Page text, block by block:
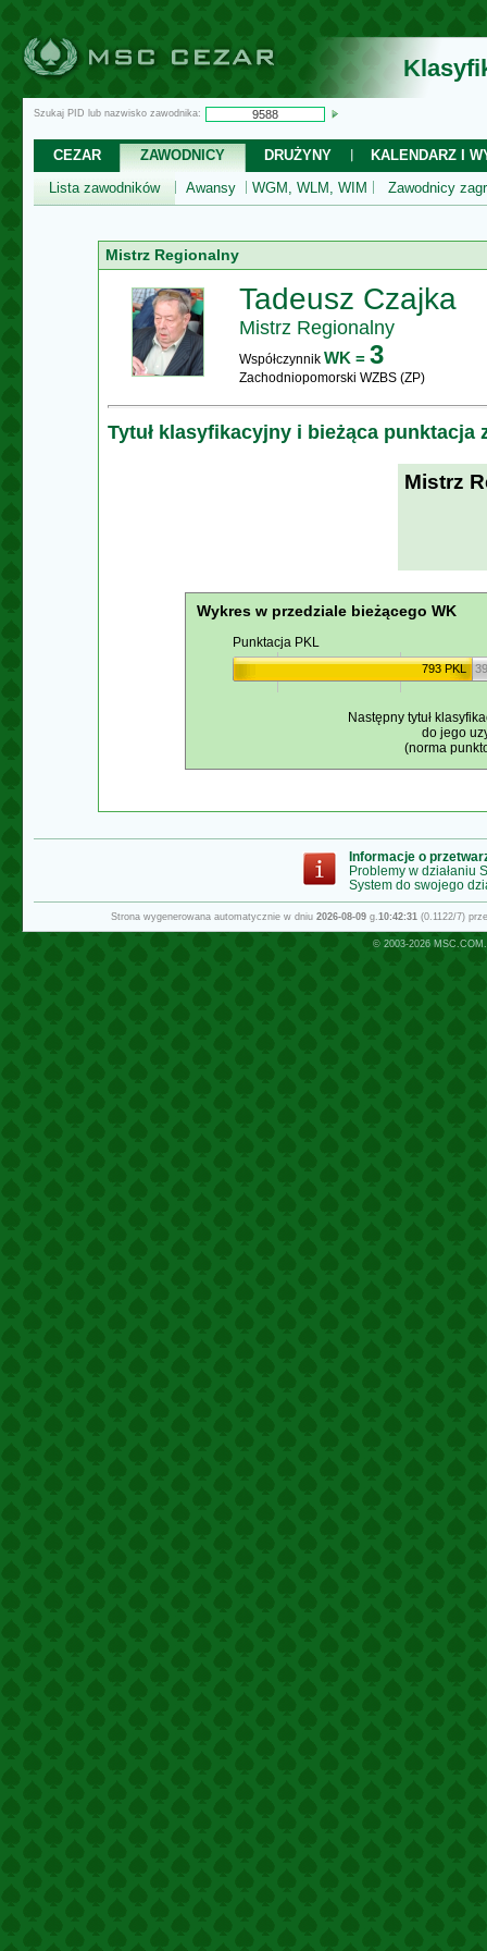
Szukaj PID lub nazwisko zawodnika:
CEZAR ZAWODNICY DRUŻYNY
KALENDARZ I
Lista zawodników
Awansy WGM, WLM, WIM Zawodnicy
Mistrz Regionalny
Tadeusz Czajka
Mistrz Regionalny
Współczynnik WK = 3
Zachodniopomorski WZBS (ZP)
Tytuł klasyfikacyjny i bieżąca punktacja
Mistrz
Wykres w przedziale bieżącego WK
Punktacja PKL
793 PKL
Następny tytuł
do jego
(norma
Informacje o
Problemy w działaniu
System do swojego
Strona wygenerowana automatycznie w dniu 2026-08-09 g.10:42:31 (0.1122/7)
© 2003-2026